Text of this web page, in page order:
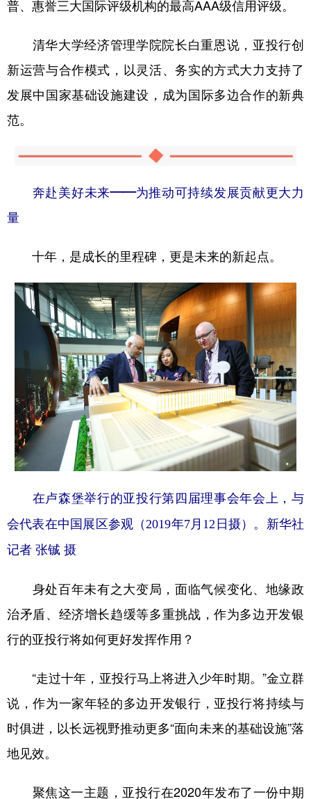
普、惠誉三大国际评级机构的最高AAA级信用评级。
清华大学经济管理学院院长白重恩说，亚投行创
新运营与合作模式，以灵活、务实的方式大力支持了
发展中国家基础设施建设，成为国际多边合作的新典
范。
奔赴美好未来——为推动可持续发展贡献更大力
量
十年，是成长的里程碑，更是未来的新起点。
在卢森堡举行的亚投行第四届理事会年会上，与
会代表在中国展区参观（2019年7月12日摄）。新华社
记者 张铖 摄
身处百年未有之大变局，面临气候变化、地缘政
治矛盾、经济增长趋缓等多重挑战，作为多边开发银
行的亚投行将如何更好发挥作用？
“走过十年，亚投行马上将进入少年时期。”金立群
说，作为一家年轻的多边开发银行，亚投行将持续与
时俱进，以长远视野推动更多“面向未来的基础设施”落
地见效。
聚焦这一主题，亚投行在2020年发布了一份中期